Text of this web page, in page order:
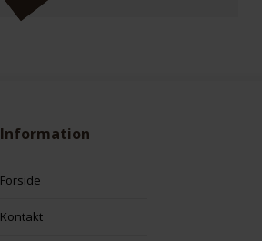
Information
Forside
Kontakt